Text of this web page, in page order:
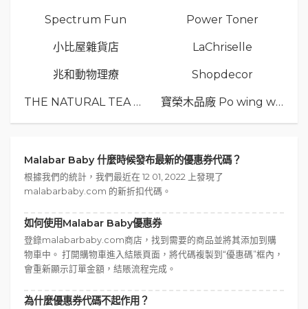
Spectrum Fun Power Toner
小比屋雜貨店 LaChriselle
兆和動物理療 Shopdecor
THE NATURAL TEA Co. 寶榮木品廠 Po wing wood
Malabar Baby 什麼時候發布最新的優惠券代碼？
根據我們的統計，我們最近在 12 01, 2022 上發現了
malabarbaby.com 的新折扣代碼。
如何使用Malabar Baby優惠券
登錄malabarbaby.com商店，找到需要的商品並將其添加到購
物車中。 打開購物車進入結賬頁面，將代碼複製到“優惠碼”框內，
會重新顯示訂單金額，結賬流程完成。
為什麼優惠券代碼不起作用？